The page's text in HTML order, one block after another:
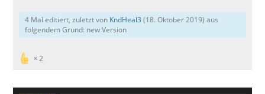
4 Mal editiert, zuletzt von KndHeal3 (18. Oktober 2019) aus
folgendem Grund: new Version
2